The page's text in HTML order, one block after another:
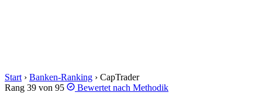
Start › Banken-Ranking › CapTrader
Rang 39 von 95
Bewertet nach Methodik